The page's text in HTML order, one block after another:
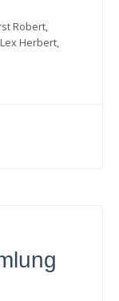
Robert,
Herbert,